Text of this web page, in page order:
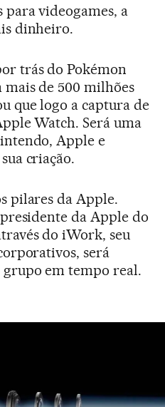
para videogames, a
dinheiro.
trás do Pokémon
de 500 milhões
que logo a captura de
Watch. Será uma
Apple e
criação.
pilares da Apple.
da Apple do
do iWork, seu
será
em tempo real.